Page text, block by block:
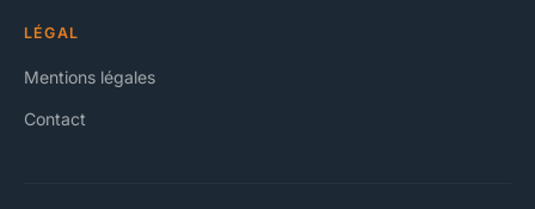
LÉGAL
Mentions légales
Contact